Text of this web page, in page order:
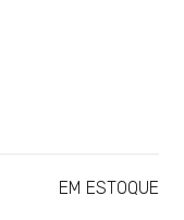
EM ESTOQUE